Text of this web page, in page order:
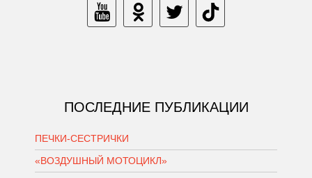
ПОСЛЕДНИЕ ПУБЛИКАЦИИ
ПЕЧКИ-СЕСТРИЧКИ
«ВОЗДУШНЫЙ МОТОЦИКЛ»